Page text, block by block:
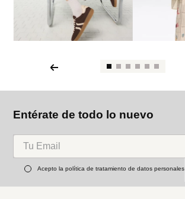
Entérate de todo lo nuevo
Acepto la política de tratamiento de datos personales